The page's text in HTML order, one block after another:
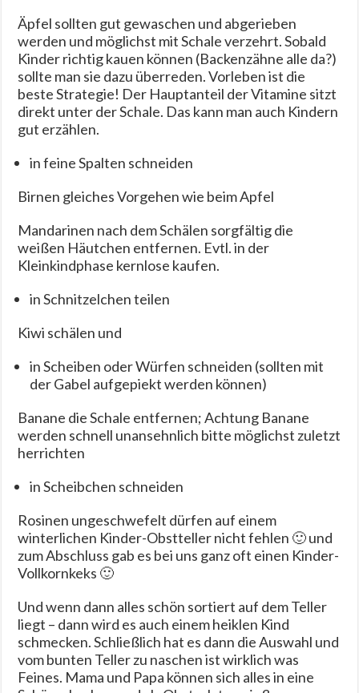
Äpfel sollten gut gewaschen und abgerieben
werden und möglichst mit Schale verzehrt. Sobald
Kinder richtig kauen können (Backenzähne alle da?)
sollte man sie dazu überreden. Vorleben ist die
beste Strategie! Der Hauptanteil der Vitamine sitzt
direkt unter der Schale. Das kann man auch Kindern
gut erzählen.
in feine Spalten schneiden
Birnen gleiches Vorgehen wie beim Apfel
Mandarinen nach dem Schälen sorgfältig die
weißen Häutchen entfernen. Evtl. in der
Kleinkindphase kernlose kaufen.
in Schnitzelchen teilen
Kiwi schälen und
in Scheiben oder Würfen schneiden (sollten mit
der Gabel aufgepiekt werden können)
Banane die Schale entfernen; Achtung Banane
werden schnell unansehnlich bitte möglichst zuletzt
herrichten
in Scheibchen schneiden
Rosinen ungeschwefelt dürfen auf einem
winterlichen Kinder-Obstteller nicht fehlen 🙂 und
zum Abschluss gab es bei uns ganz oft einen Kinder-
Vollkornkeks 🙂
Und wenn dann alles schön sortiert auf dem Teller
liegt – dann wird es auch einem heiklen Kind
schmecken. Schließlich hat es dann die Auswahl und
vom bunten Teller zu naschen ist wirklich was
Feines. Mama und Papa können sich alles in eine